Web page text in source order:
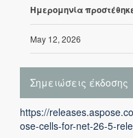
Ημερομηνία
May 12, 2026
Σημειώσεις έκδοσης
https://
ose-cells-for-net-26-5-